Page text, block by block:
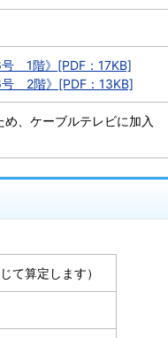
1階》[PDF：17KB]
2階》[PDF：13KB]
、ケーブルテレビに加入
て算定します）